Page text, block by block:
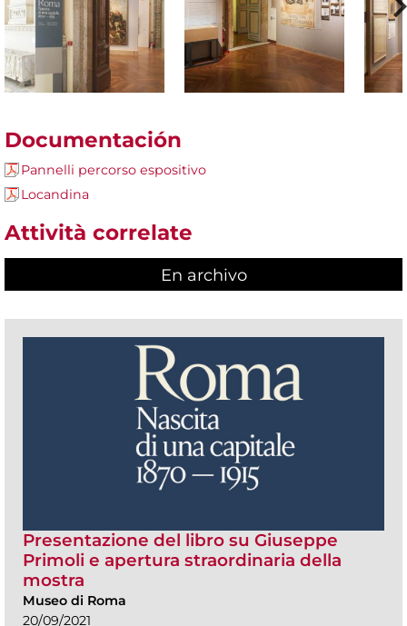
Documentación
Pannelli percorso espositivo
Locandina
Attività correlate
En archivo
Presentazione del libro su Giuseppe
Primoli e apertura straordinaria della
mostra
Museo di Roma
20/09/2021